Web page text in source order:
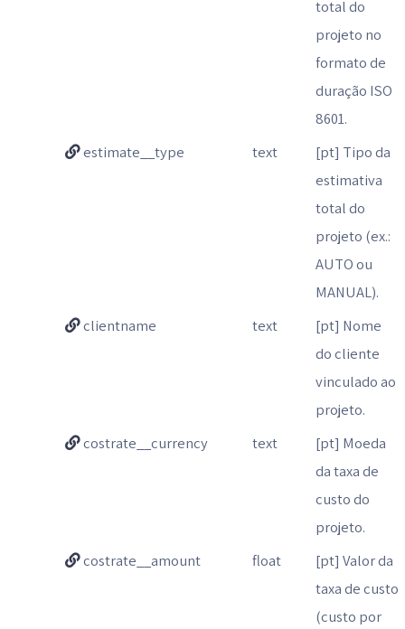
total do
projeto no
formato de
duração ISO
8601.
estimate__type
text
[pt] Tipo da
estimativa
total do
projeto (ex.:
AUTO ou
MANUAL).
clientname
text
[pt] Nome
do cliente
vinculado ao
projeto.
costrate__currency
text
[pt] Moeda
da taxa de
custo do
projeto.
costrate__amount
float
[pt] Valor da
taxa de custo
(custo por